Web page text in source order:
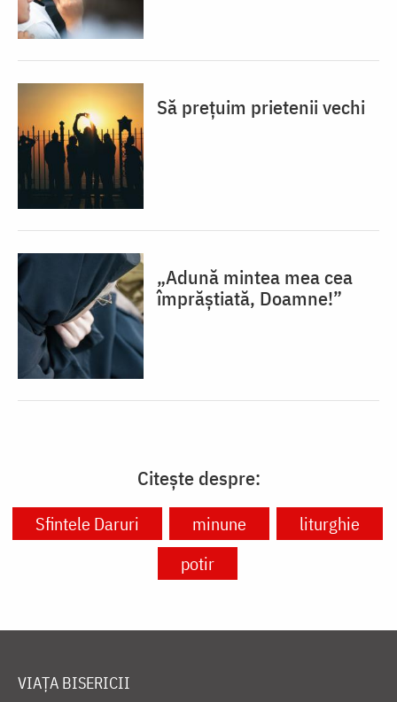
Să prețuim prietenii vechi
„Adună mintea mea cea
împrăștiată, Doamne!”
Citește despre:
Sfintele Daruri minune
liturghie
potir
VIAȚA BISERICII